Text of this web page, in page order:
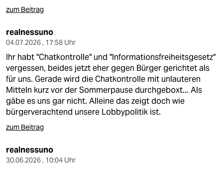
zum Beitrag
realnessuno
04.07.2026 , 17:58 Uhr
Ihr habt "Chatkontrolle" und "Informationsfreiheitsgesetz"
vergessen, beides jetzt eher gegen Bürger gerichtet als
für uns. Gerade wird die Chatkontrolle mit unlauteren
Mitteln kurz vor der Sommerpause durchgeboxt... Als
gäbe es uns gar nicht. Alleine das zeigt doch wie
bürgerverachtend unsere Lobbypolitik ist.
zum Beitrag
realnessuno
30.06.2026 , 10:04 Uhr